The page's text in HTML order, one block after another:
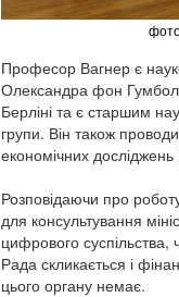
Професор Вагнер є
Олександра фон
Берліні та є старшим
групи. Він також
економічних
Розповідаючи про
для консультування
цифрового суспільства,
Рада скликається і
цього органу немає.